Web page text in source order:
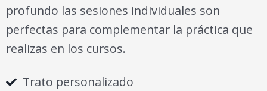
profundo las sesiones individuales son
perfectas para complementar la práctica que
realizas en los cursos.
Trato personalizado